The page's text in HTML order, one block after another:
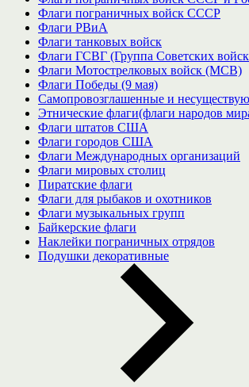
Флаги пограничных войск СССР
Флаги РВиА
Флаги танковых войск
Флаги ГСВГ (Группа Советских
Флаги Мотострелковых войск (МСВ)
Флаги Победы (9 мая)
Самопровозглашенные и
Этнические флаги(флаги народов
Флаги штатов США
Флаги городов США
Флаги Международных организаций
Флаги мировых столиц
Пиратские флаги
Флаги для рыбаков и охотников
Флаги музыкальных групп
Байкерские флаги
Наклейки пограничных отрядов
Подушки декоративные